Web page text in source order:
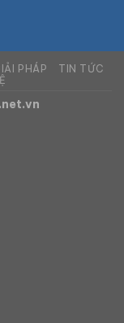
PHÁP
TIN TỨC